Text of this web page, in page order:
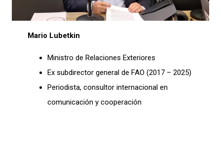
Mario Lubetkin
Ministro de Relaciones Exteriores
Ex subdirector general de FAO (2017 – 2025)
Periodista, consultor internacional en
comunicación y cooperación